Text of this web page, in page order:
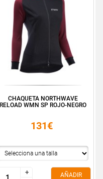
CHAQUETA NORTHWAVE
RELOAD WMN SP ROJO-NEGRO
131€
+
+
AÑADIR